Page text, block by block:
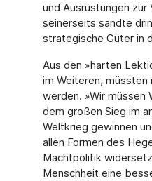
und Ausrüstungen zur
seinerseits sandte
strategische Güter in
Aus den »harten
im Weiteren, müssten
werden. »Wir müssen
dem großen Sieg im
Weltkrieg gewinnen
allen Formen des
Machtpolitik
Menschheit eine